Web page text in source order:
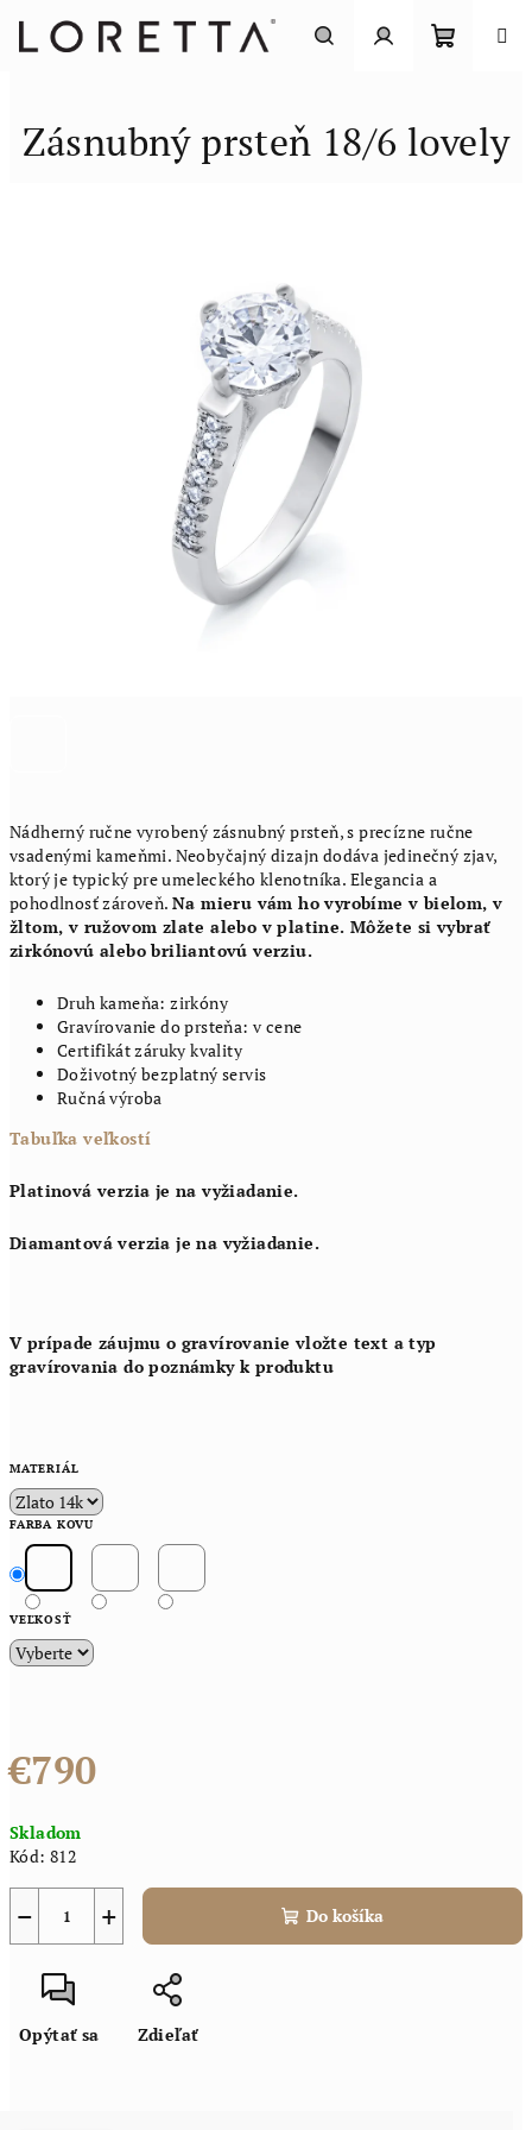
obsah
košík
Nádherný ručne vyrobený zásnubný prsteň, s precízne ručne
vsadenými kameňmi. Neobyčajný dizajn dodáva jedinečný zjav,
ktorý je typický pre umeleckého klenotníka. Elegancia a
pohodlnosť zároveň. Na mieru vám ho vyrobíme v bielom, v
žltom, v ružovom zlate alebo v platine. Môžete si vybrať
zirkónovú alebo briliantovú verziu.
Druh kameňa: zirkóny
Gravírovanie do prsteňa: v cene
Certifikát záruky kvality
Doživotný bezplatný servis
Ručná výroba
Tabuľka veľkostí
Platinová verzia je na vyžiadanie.
Diamantová verzia je na vyžiadanie.
V prípade záujmu o gravírovanie vložte text a typ
gravírovania do poznámky k produktu
MATERIÁL
FARBA KOVU
VEĽKOSŤ
€790
cena:
Skladom
Kód: 812
+
− Do košíka
Opýtať sa Zdieľať
Zásnubný prsteň 18/6 lovely